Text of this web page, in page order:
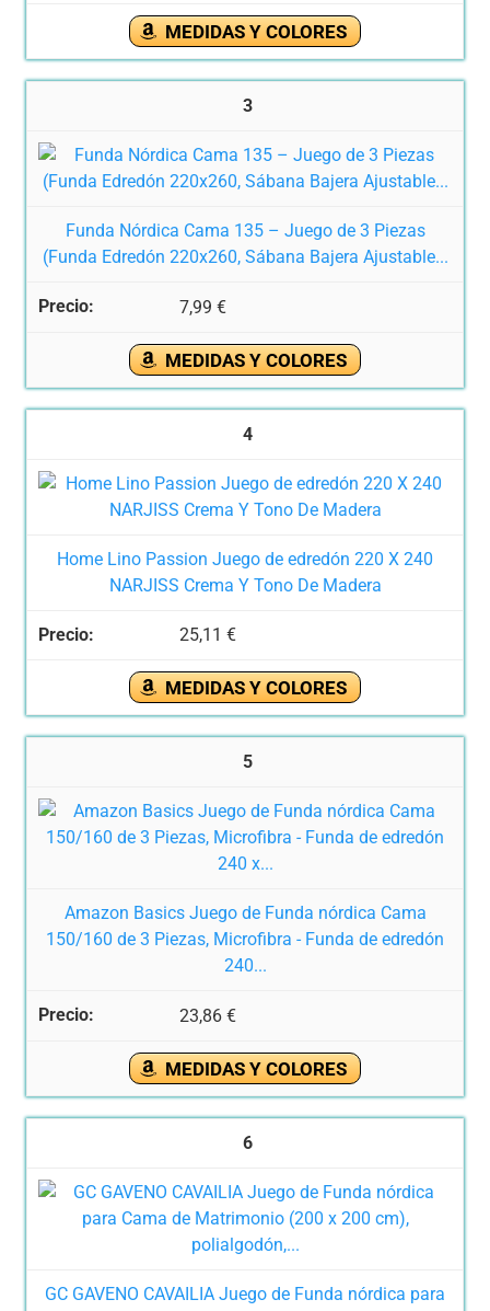
MEDIDAS Y COLORES
3
Funda Nórdica Cama 135 – Juego de 3 Piezas
(Funda Edredón 220x260, Sábana Bajera Ajustable...
7,99 €
MEDIDAS Y COLORES
4
Home Lino Passion Juego de edredón 220 X 240
NARJISS Crema Y Tono De Madera
25,11 €
MEDIDAS Y COLORES
5
Amazon Basics Juego de Funda nórdica Cama
150/160 de 3 Piezas, Microfibra - Funda de edredón
240...
23,86 €
MEDIDAS Y COLORES
6
GC GAVENO CAVAILIA Juego de Funda nórdica para